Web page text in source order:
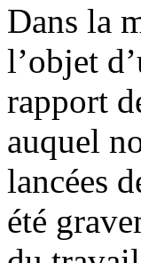
Dans la
l’objet
rapport
auquel
lancées
été